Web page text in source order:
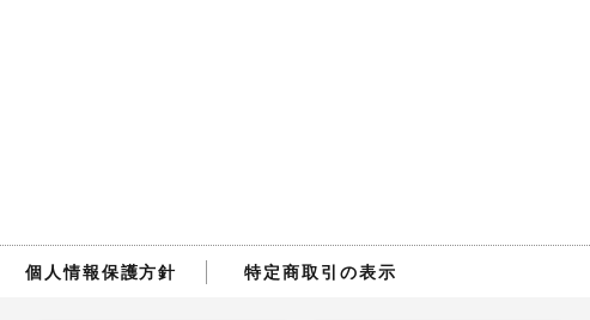
個人情報保護方針 特定商取引の表示